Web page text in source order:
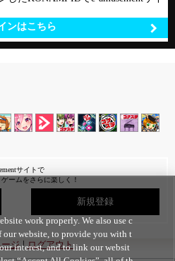
ンはこちら
サイトで
ームをさらに楽しく！
新規登録
ジ|ログアウト
work properly. We also use c
website, to provide you with t
interest, and to link our websit